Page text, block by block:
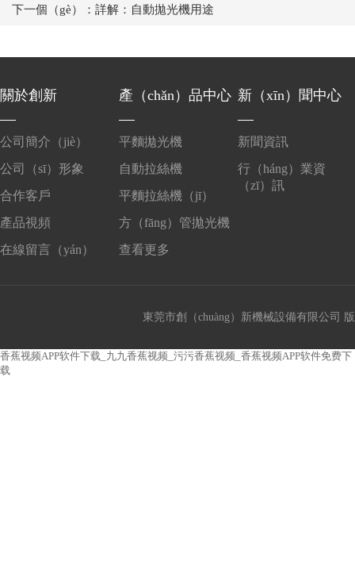
下一個（gè）：詳解：自動拋光機用途
關於創新
公司簡介（jiè）
公司（sī）形象
合作客戶
產品視頻
在線留言（yán）
產（chǎn）品中心
平麵拋光機
自動拉絲機
平麵拉絲機（jī）
方（fāng）管拋光機
查看更多
新（xīn）聞中心
新聞資訊
行（háng）業資
（zī）訊
東莞市創（chuàng）新機械設備有限公司
香蕉视频APP软件下载_九九香蕉视频_污污香蕉视频_香蕉视频APP软件免费下
载